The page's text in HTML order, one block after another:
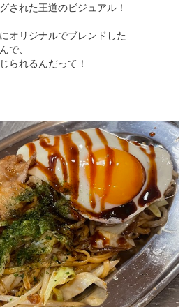
された王道のビジュアル！
オリジナルでブレンドした
で、
られるんだって！